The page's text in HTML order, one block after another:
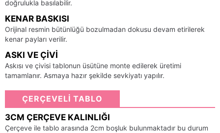
doğrulukla basılabilir.
KENAR BASKISI
Orijinal resmin bütünlüğü bozulmadan dokusu devam etirilerek
kenar payları verilir.
ASKI VE ÇIVI
Askısı ve çivisi tablonun üsütüne monte edilerek üretimi
tamamlanır. Asmaya hazır şekilde sevkiyatı yapılır.
ÇERÇEVELİ TABLO
3CM ÇERÇEVE KALINLIĞI
Çerçeve ile tablo arasında 2cm boşluk bulunmaktadır bu durum